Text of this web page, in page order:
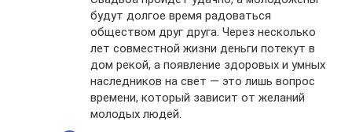
будут долгое время радоваться
обществом друг друга. Через несколько
лет совместной жизни деньги потекут в
дом рекой, а появление здоровых и умных
наследников на свет — это лишь вопрос
времени, который зависит от желаний
молодых людей.